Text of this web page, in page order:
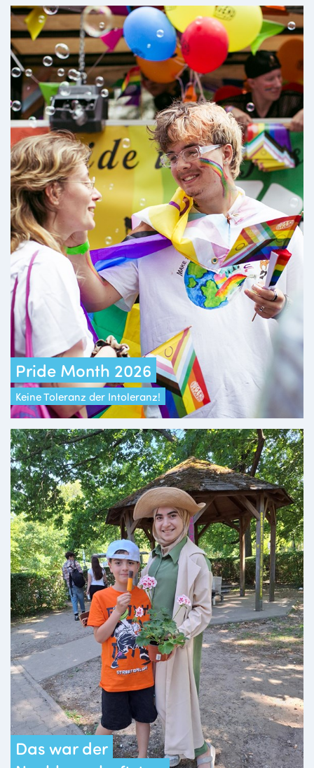
Pride Month 2026
Keine Toleranz der Intoleranz!
Das war der